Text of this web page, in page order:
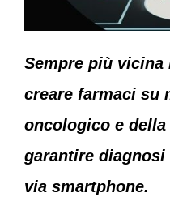
Sempre più
creare farmaci su
oncologico e
garantire diagnosi
via smartphone.